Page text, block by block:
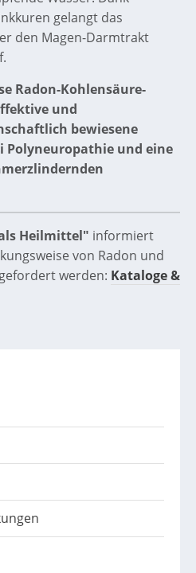
gelangt das
den Magen-Darmtrakt
Radon-Kohlensäure-
und
bewiesene
Polyneuropathie und eine
Heilmittel" informiert
von Radon und
werden: Kataloge &